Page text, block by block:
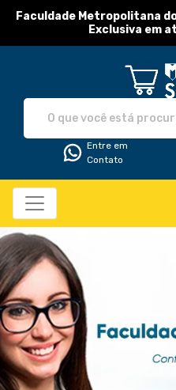
Faculdade Metropolitana
Exclusiva em
Entre em
Contato